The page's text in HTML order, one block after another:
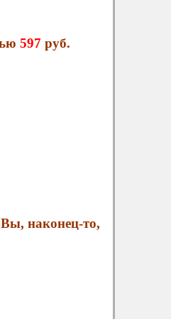
597 руб.
наконец-то,